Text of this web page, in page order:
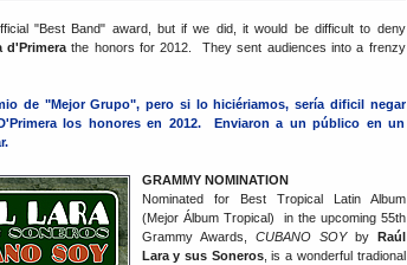
"Best Band" award, but if we did, it would be difficult to deny
d'Primerathe honors for 2012. They sent audiences into a frenzy
de "Mejor Grupo", pero si lo hiciériamos, sería dificil negar
los honores en 2012. Enviaron a un público en un
GRAMMY NOMINATION
Nominated for Best Tropical Latin Album
(Mejor Álbum Tropical) in the upcoming 55th
Grammy Awards, CUBANO SOYby Raúl
Lara y sus Soneros, is a wonderful tradional